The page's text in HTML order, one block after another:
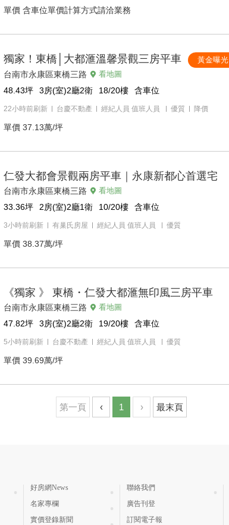
單價 含車位單價計算方式請洽業務
獨家！東橋│大都滙溫馨景觀三房平車 黃金曝光
台南市永康區東橋三路 看地圖
48.43坪 3房(室)2廳2衛 18/20樓 含車位
22小時前刷新 台慶不動產 經紀人員 值班人員 優質 降價
單價 37.13萬/坪
仁發大都會景觀兩房平車｜永康新都心首選宅
台南市永康區東橋三路 看地圖
33.36坪 2房(室)2廳1衛 10/20樓 含車位
3小時前刷新 有巢氏房屋 經紀人員 值班人員 優質
單價 38.37萬/坪
《獨家 》 東橋・仁發大都滙無印風三房平車
台南市永康區東橋三路 看地圖
47.82坪 3房(室)2廳2衛 19/20樓 含車位
5小時前刷新 台慶不動產 經紀人員 值班人員 優質
單價 39.69萬/坪
第一頁 ‹ 1 › 最末頁
好房網News
名家專欄
實價登錄新聞
聯絡我們
廣告刊登
訂閱電子報